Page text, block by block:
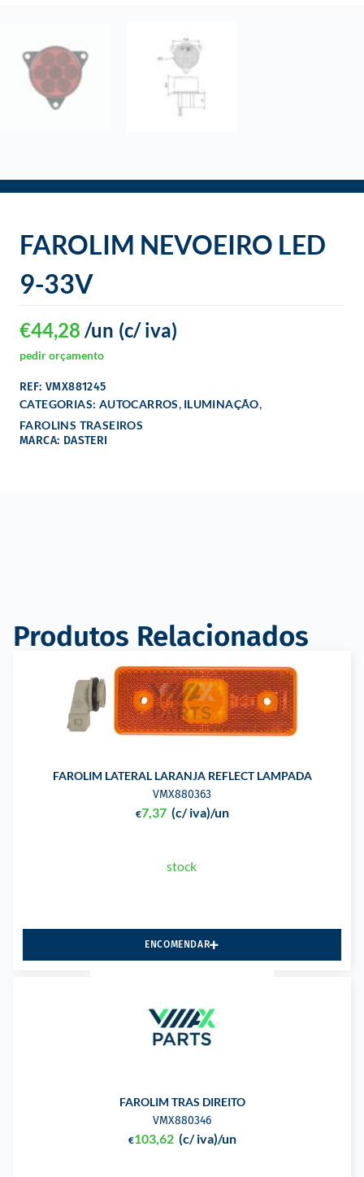
FAROLIM NEVOEIRO LED
9-33V
€44,28 (c/ iva)
/un
pedir orçamento
REF: VMX881245
CATEGORIAS: AUTOCARROS, ILUMINAÇÃO,
FAROLINS TRASEIROS
MARCA: DASTERI
Produtos Relacionados
FAROLIM LATERAL LARANJA REFLECT LAMPADA
VMX880363
€7,37 (c/ iva)/un
stock
ENCOMENDAR
FAROLIM TRAS DIREITO
VMX880346
€103,62 (c/ iva)/un